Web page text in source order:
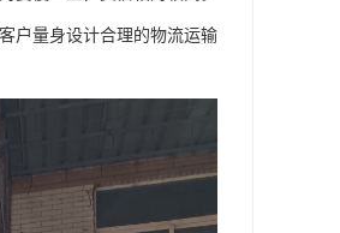
户量身设计合理的物流运输